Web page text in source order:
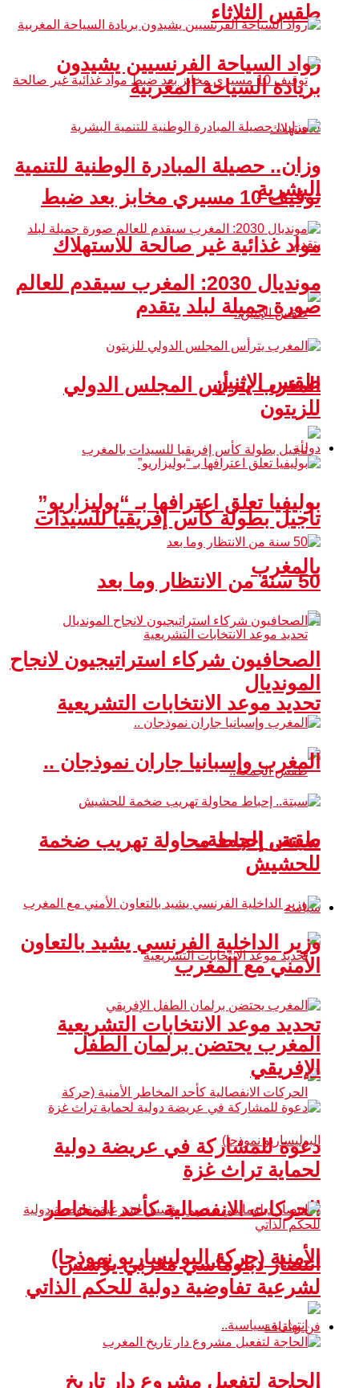
طقس الثلاثاء
توقيف 10 مسيري مخابز بعد ضبط
مواد غذائية غير صالحة للاستهلاك
طقس الإثنين
تأجيل بطولة كأس إفريقيا للسيدات
بالمغرب
تحديد موعد الانتخابات التشريعية
طقس الجمعة..
سياسة
تحديد موعد الانتخابات التشريعية
الحركات الانفصالية كأحد المخاطر
الأمنية (حركة البوليساريو نموذجا)
رواد السياحة الفرنسيين يشيدون
بريادة السياحة المغربية
وزان.. حصيلة المبادرة الوطنية للتنمية
البشرية
مونديال 2030: المغرب سيقدم للعالم
صورة جميلة لبلد يتقدم
المغرب يترأس المجلس الدولي
للزيتون
دولية
بوليفيا تعلق اعترافها بـ “بوليزاريو”
50 سنة من الانتظار وما بعد
الصحافيون شركاء استراتيجيون لانجاح
المونديال
المغرب وإسبانيا جاران نموذجان ..
سبتة.. إحباط محاولة تهريب ضخمة
للحشيش
وزير الداخلية الفرنسي يشيد بالتعاون
الأمني مع المغرب
المغرب يحتضن برلمان الطفل
الإفريقي
دعوة للمشاركة في عريضة دولية
لحماية تراث غزة
انتصار دبلوماسي مغربي يؤسس
لشرعية تفاوضية دولية للحكم الذاتي
فن و ثقافة
الحاجة لتفعيل مشروع دار تاريخ